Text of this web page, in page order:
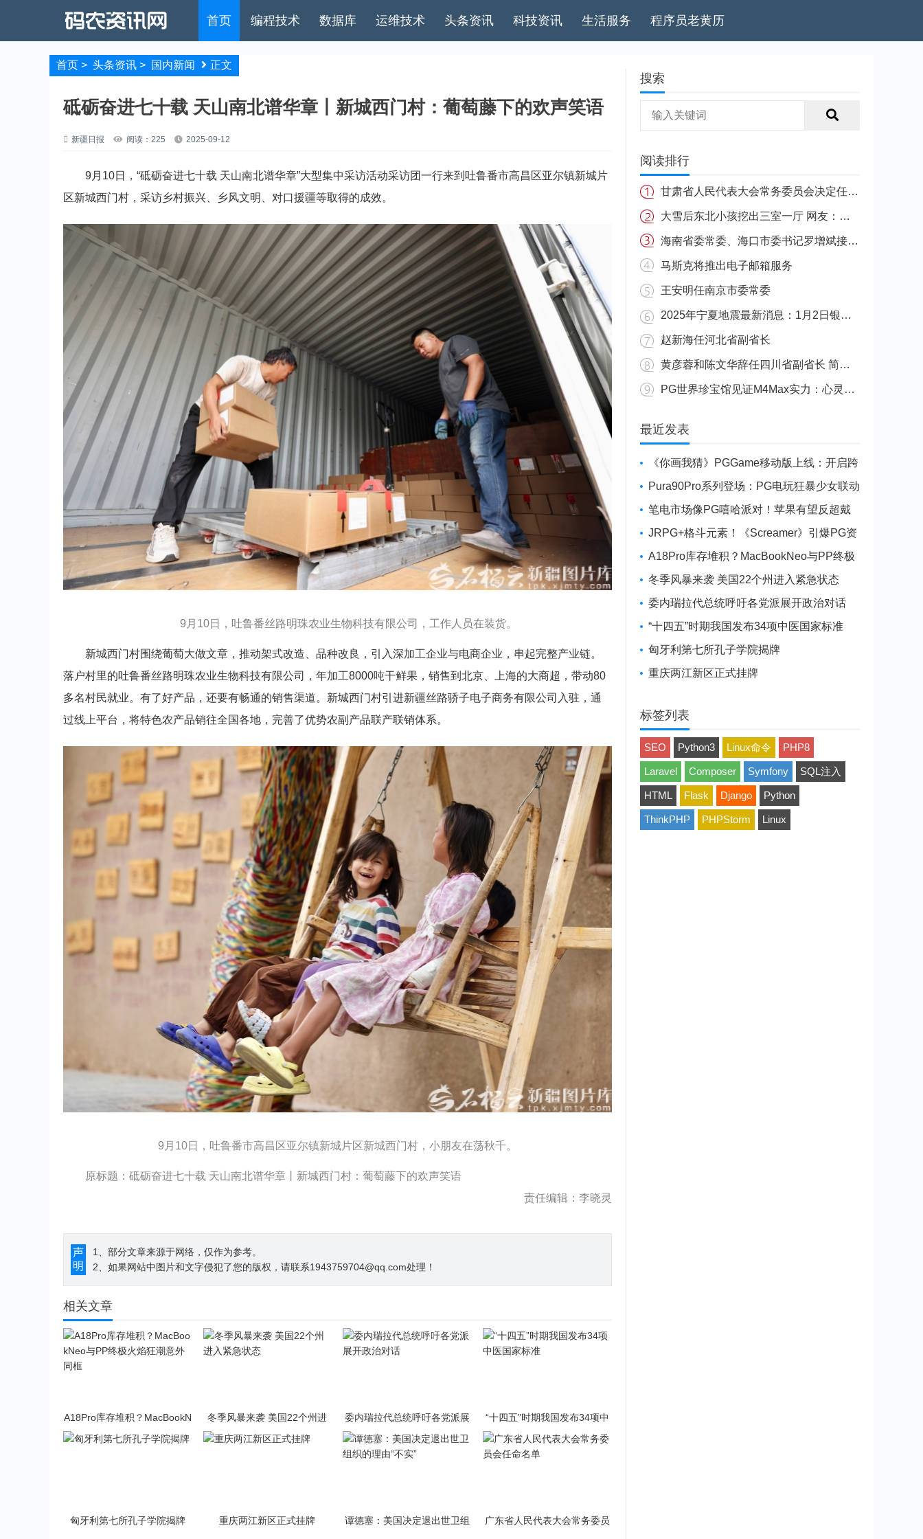
首页 编程技术 数据库 运维技术 头条资讯 科技资讯 生活服务 程序员老黄历
首页 > 头条资讯 > 国内新闻 正文
砥砺奋进七十载 天山南北谱华章丨新城西门村：葡萄藤下的欢声笑语
新疆日报 阅读：225 2025-09-12
9月10日，“砥砺奋进七十载 天山南北谱华章”大型集中采访活动采访团一行来到吐鲁番市高昌区亚尔镇新城片
区新城西门村，采访乡村振兴、乡风文明、对口援疆等取得的成效。
9月10日，吐鲁番丝路明珠农业生物科技有限公司，工作人员在装货。
新城西门村围绕葡萄大做文章，推动架式改造、品种改良，引入深加工企业与电商企业，串起完整产业链。
落户村里的吐鲁番丝路明珠农业生物科技有限公司，年加工8000吨干鲜果，销售到北京、上海的大商超，带动80
多名村民就业。有了好产品，还要有畅通的销售渠道。新城西门村引进新疆丝路骄子电子商务有限公司入驻，通
过线上平台，将特色农产品销往全国各地，完善了优势农副产品联产联销体系。
9月10日，吐鲁番市高昌区亚尔镇新城片区新城西门村，小朋友在荡秋千。
原标题：砥砺奋进七十载 天山南北谱华章丨新城西门村：葡萄藤下的欢声笑语
责任编辑：李晓灵
声
明
1、部分文章来源于网络，仅作为参考。
2、如果网站中图片和文字侵犯了您的版权，请联系1943759704@qq.com处理！
相关文章
A18Pro库存堆积？MacBookN
eo与PP终极火焰狂潮意外同
框
冬季风暴来袭 美国22个州进
委内瑞拉代总统呼吁各党派展
“十四五”时期我国发布34项中
匈牙利第七所孔子学院揭牌 重庆两江新区正式挂牌
谭德塞：美国决定退出世卫组
广东省人民代表大会常务委员
搜索
阅读排行
甘肃省人民代表大会常务委员会决定任免名单
大雪后东北小孩挖出三室一厅 网友：南方的娃很羡慕
海南省委常委、海口市委书记罗增斌接受中央纪委国家监委纪律审查和监察调查
马斯克将推出电子邮箱服务
王安明任南京市委常委
2025年宁夏地震最新消息：1月2日银川发生4.8级地震
赵新海任河北省副省长
黄彦蓉和陈文华辞任四川省副省长 简历资料照片
PG世界珍宝馆见证M4Max实力：心灵杀手2竟轻松跑出80FPS！
最近发表
《你画我猜》PGGame移动版上线：开启跨
平台互动新玩法
Pura90Pro系列登场：PG电玩狂暴少女联动
旗舰性能升级
笔电市场像PG嘻哈派对！苹果有望反超戴
尔进前三
JRPG+格斗元素！《Screamer》引爆PG资
讯手游新焦点
A18Pro库存堆积？MacBookNeo与PP终极
火焰狂潮意外同框
冬季风暴来袭 美国22个州进入紧急状态
委内瑞拉代总统呼吁各党派展开政治对话
“十四五”时期我国发布34项中医国家标准
匈牙利第七所孔子学院揭牌
重庆两江新区正式挂牌
标签列表
SEO Python3 Linux命令 PHP8
Laravel Composer Symfony SQL注入
HTML Flask Django Python
ThinkPHP PHPStorm Linux